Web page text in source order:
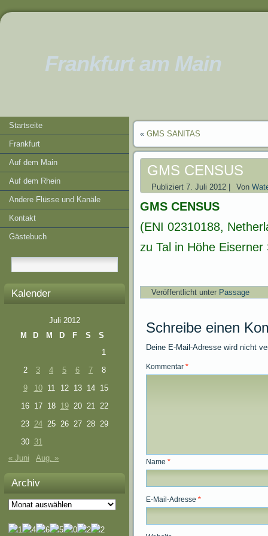
Frankfurt am Main
Startseite
Frankfurt
Auf dem Main
Auf dem Rhein
Andere Flüsse und Kanäle
Kontakt
Gästebuch
Kalender
Juli 2012
M
D M D F S
S
1
2
3 4 5 6 7
8
9
10 11 12 13 14
15
16 17 18 19 20 21 22
23 24 25 26 27 28 29
30 31
« Juni
Aug. »
Archiv
Archiv
« GMS SANITAS
GMS CENSUS
Publiziert 7. Juli 2012 Von
GMS CENSUS
(ENI 02310188,
zu Tal in Höhe
Veröffentlicht unter Passage
Schreibe einen
Deine E-Mail-Adresse wird nicht
Kommentar *
Name *
E-Mail-Adresse *